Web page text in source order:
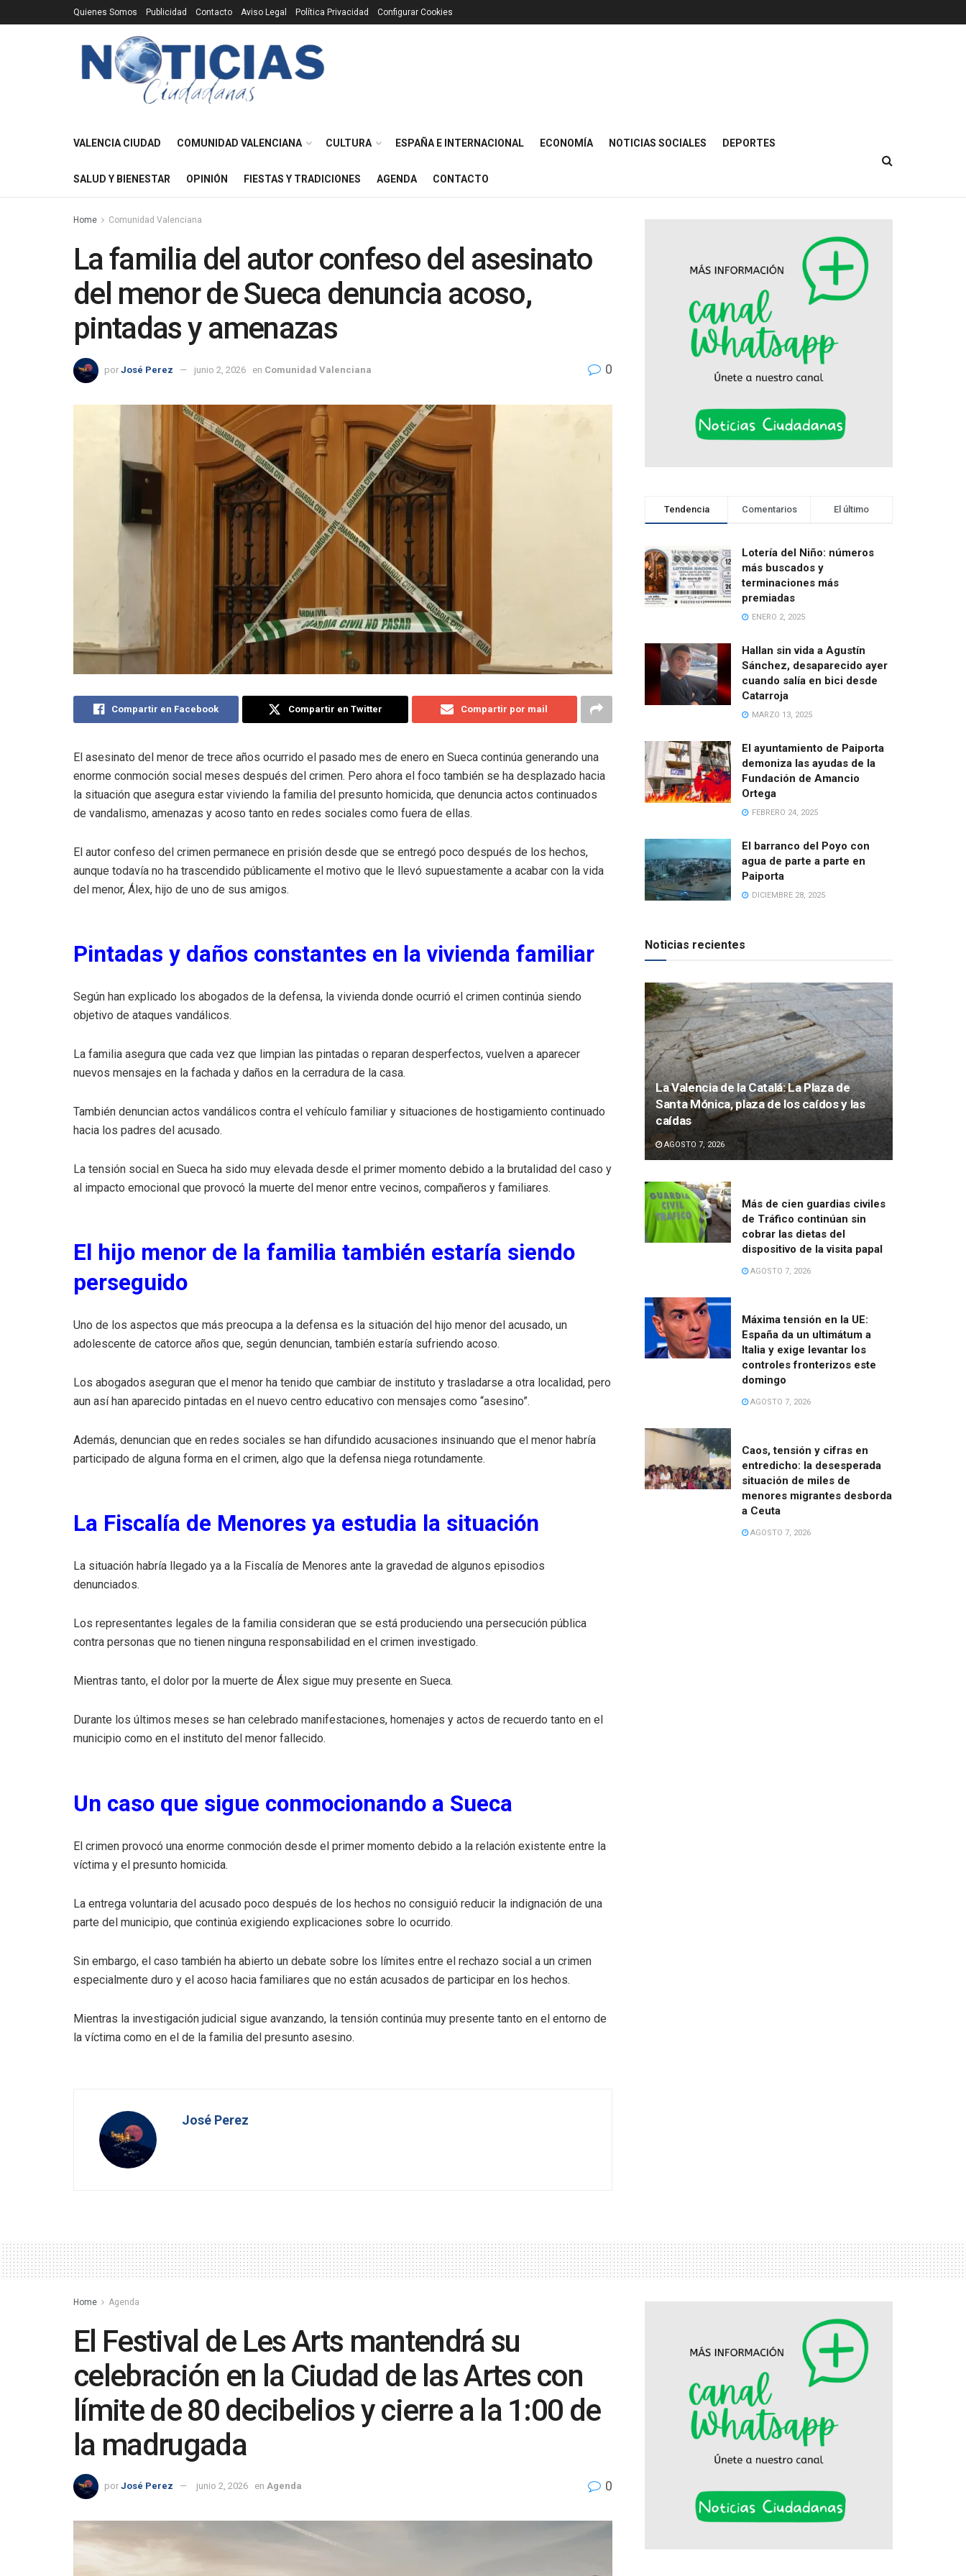
Quienes Somos Publicidad Contacto Aviso Legal Política Privacidad Configurar Cookies
VALENCIA CIUDAD COMUNIDAD VALENCIANA CULTURA ESPAÑA E INTERNACIONAL ECONOMÍA NOTICIAS SOCIALES DEPORTES
SALUD Y BIENESTAR OPINIÓN FIESTAS Y TRADICIONES AGENDA CONTACTO
Home Comunidad Valenciana
La familia del autor confeso del asesinato
del menor de Sueca denuncia acoso,
pintadas y amenazas
por José Perez junio 2, 2026 en Comunidad Valenciana 0
Compartir en Facebook Compartir en Twitter Compartir por mail
El asesinato del menor de trece años ocurrido el pasado mes de enero en Sueca continúa generando una
enorme conmoción social meses después del crimen. Pero ahora el foco también se ha desplazado hacia
la situación que asegura estar viviendo la familia del presunto homicida, que denuncia actos continuados
de vandalismo, amenazas y acoso tanto en redes sociales como fuera de ellas.
El autor confeso del crimen permanece en prisión desde que se entregó poco después de los hechos,
aunque todavía no ha trascendido públicamente el motivo que le llevó supuestamente a acabar con la vida
del menor, Álex, hijo de uno de sus amigos.
Pintadas y daños constantes en la vivienda familiar
Según han explicado los abogados de la defensa, la vivienda donde ocurrió el crimen continúa siendo
objetivo de ataques vandálicos.
La familia asegura que cada vez que limpian las pintadas o reparan desperfectos, vuelven a aparecer
nuevos mensajes en la fachada y daños en la cerradura de la casa.
También denuncian actos vandálicos contra el vehículo familiar y situaciones de hostigamiento continuado
hacia los padres del acusado.
La tensión social en Sueca ha sido muy elevada desde el primer momento debido a la brutalidad del caso y
al impacto emocional que provocó la muerte del menor entre vecinos, compañeros y familiares.
El hijo menor de la familia también estaría siendo
perseguido
Uno de los aspectos que más preocupa a la defensa es la situación del hijo menor del acusado, un
adolescente de catorce años que, según denuncian, también estaría sufriendo acoso.
Los abogados aseguran que el menor ha tenido que cambiar de instituto y trasladarse a otra localidad, pero
aun así han aparecido pintadas en el nuevo centro educativo con mensajes como “asesino”.
Además, denuncian que en redes sociales se han difundido acusaciones insinuando que el menor habría
participado de alguna forma en el crimen, algo que la defensa niega rotundamente.
La Fiscalía de Menores ya estudia la situación
La situación habría llegado ya a la Fiscalía de Menores ante la gravedad de algunos episodios
denunciados.
Los representantes legales de la familia consideran que se está produciendo una persecución pública
contra personas que no tienen ninguna responsabilidad en el crimen investigado.
Mientras tanto, el dolor por la muerte de Álex sigue muy presente en Sueca.
Durante los últimos meses se han celebrado manifestaciones, homenajes y actos de recuerdo tanto en el
municipio como en el instituto del menor fallecido.
Un caso que sigue conmocionando a Sueca
El crimen provocó una enorme conmoción desde el primer momento debido a la relación existente entre la
víctima y el presunto homicida.
La entrega voluntaria del acusado poco después de los hechos no consiguió reducir la indignación de una
parte del municipio, que continúa exigiendo explicaciones sobre lo ocurrido.
Sin embargo, el caso también ha abierto un debate sobre los límites entre el rechazo social a un crimen
especialmente duro y el acoso hacia familiares que no están acusados de participar en los hechos.
Mientras la investigación judicial sigue avanzando, la tensión continúa muy presente tanto en el entorno de
la víctima como en el de la familia del presunto asesino.
José Perez
Tendencia Comentarios El último
Lotería del Niño: números
más buscados y
terminaciones más
premiadas
ENERO 2, 2025
Hallan sin vida a Agustín
Sánchez, desaparecido ayer
cuando salía en bici desde
Catarroja
MARZO 13, 2025
El ayuntamiento de Paiporta
demoniza las ayudas de la
Fundación de Amancio
Ortega
FEBRERO 24, 2025
El barranco del Poyo con
agua de parte a parte en
Paiporta
DICIEMBRE 28, 2025
Noticias recientes
La Valencia de la Catalá: La Plaza de
Santa Mónica, plaza de los caídos y las
caídas
AGOSTO 7, 2026
Más de cien guardias civiles
de Tráfico continúan sin
cobrar las dietas del
dispositivo de la visita papal
AGOSTO 7, 2026
Máxima tensión en la UE:
España da un ultimátum a
Italia y exige levantar los
controles fronterizos este
domingo
AGOSTO 7, 2026
Caos, tensión y cifras en
entredicho: la desesperada
situación de miles de
menores migrantes desborda
a Ceuta
AGOSTO 7, 2026
Home Agenda
El Festival de Les Arts mantendrá su
celebración en la Ciudad de las Artes con
límite de 80 decibelios y cierre a la 1:00 de
la madrugada
por José Perez junio 2, 2026 en Agenda 0